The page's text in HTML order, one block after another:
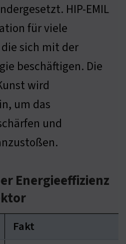
HIP-EMIL
für viele
sich mit der
beschäftigen. Die
wird
um das
und
Energieeffizienz
Fakt